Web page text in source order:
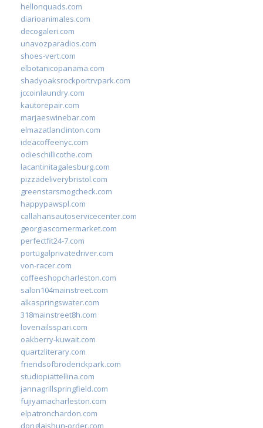
hellonquads.com
diarioanimales.com
decogaleri.com
unavozparadios.com
shoes-vert.com
elbotanicopanama.com
shadyoaksrockportrvpark.com
jccoinlaundry.com
kautorepair.com
marjaeswinebar.com
elmazatlanclinton.com
ideacoffeenyc.com
odieschillicothe.com
lacantinitagalesburg.com
pizzadeliverybristol.com
greenstarsmogcheck.com
happypawspl.com
callahansautoservicecenter.com
georgiascornermarket.com
perfectfit24-7.com
portugalprivatedriver.com
von-racer.com
coffeeshopcharleston.com
salon104mainstreet.com
alkaspringswater.com
318mainstreet8h.com
lovenailsspari.com
oakberry-kuwait.com
quartzliterary.com
friendsofbroderickpark.com
studiopiattellina.com
jannagrillspringfield.com
fujiyamacharleston.com
elpatronchardon.com
donglaishun-order.com